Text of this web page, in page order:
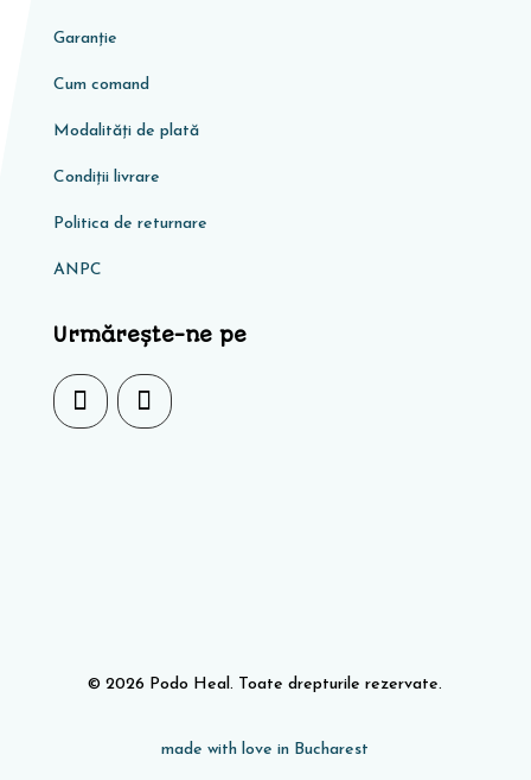
Garanţie
Cum comand
Modalități de plată
Condiţii livrare
Politica de returnare
ANPC
Urmărește-ne pe
© 2026 Podo Heal. Toate drepturile rezervate.
made with love in Bucharest